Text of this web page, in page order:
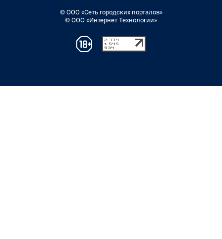
© ООО «Сеть городских порталов»
© ООО «Интернет Технологии»